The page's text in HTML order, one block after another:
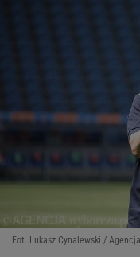
Fot. Lukasz Cynalewski /